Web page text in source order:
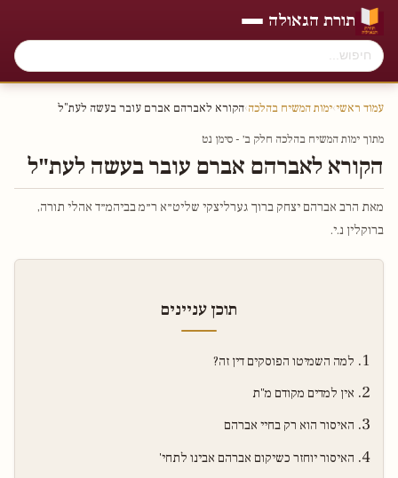
תורת הגאולה
עמוד ראשי›ימות המשיח בהלכה›הקורא לאברהם אברם עובר בעשה לעת"ל
מתוך ימות המשיח בהלכה חלק ב׳ - סימן נט
הקורא לאברהם אברם עובר בעשה לעת"ל
מאת הרב אברהם יצחק ברוך גערליצקי שליט״א ר״מ בביהמ״ד אהלי תורה,
ברוקלין נ.י.
תוכן עניינים
למה השמיטו הפוסקים דין זה?
אין למדים מקודם מ"ת
האיסור הוא רק בחיי אברהם
האיסור יוחזר כשיקום אברהם אבינו לתחי'